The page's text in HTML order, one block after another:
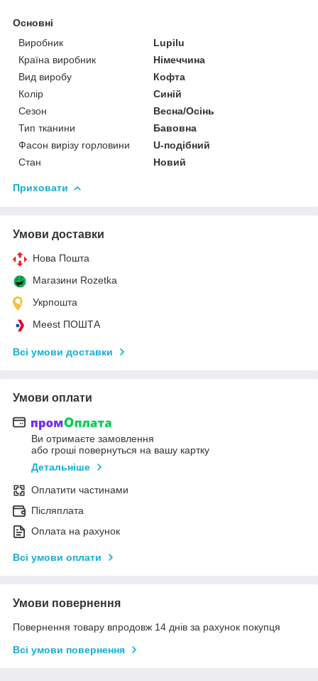
Основні
Виробник
Lupilu
Країна виробник
Німеччина
Вид виробу
Кофта
Колір
Синій
Сезон
Весна/Осінь
Тип тканини
Бавовна
Фасон вирізу горловини
U-подібний
Стан
Новий
Приховати
Умови доставки
Нова Пошта
Магазини Rozetka
Укрпошта
Meest ПОШТА
Всі умови доставки
Умови оплати
Ви отримаєте замовлення
або гроші повернуться на вашу картку
Детальніше
Оплатити частинами
Післяплата
Оплата на рахунок
Всі умови оплати
Умови повернення
Повернення товару впродовж 14 днів за рахунок покупця
Всі умови повернення